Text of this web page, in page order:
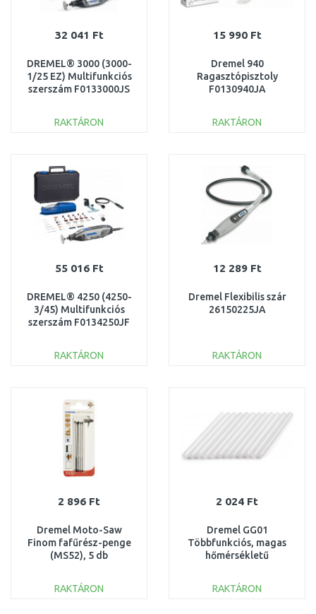
32 041 Ft
DREMEL® 3000 (3000-
1/25 EZ) Multifunkciós
szerszám F0133000JS
RAKTÁRON
Összehasonlítás
15 990 Ft
Dremel 940
Ragasztópisztoly
F0130940JA
RAKTÁRON
Összehasonlítás
55 016 Ft
DREMEL® 4250 (4250-
3/45) Multifunkciós
szerszám F0134250JF
RAKTÁRON
Összehasonlítás
12 289 Ft
Dremel Flexibilis szár
26150225JA
RAKTÁRON
2 896 Ft
Dremel Moto-Saw
Finom fafűrész-penge
(MS52), 5 db
RAKTÁRON
2 024 Ft
Dremel GG01
Többfunkciós, magas
hőmérsékletű
2615GG01JA
RAKTÁRON